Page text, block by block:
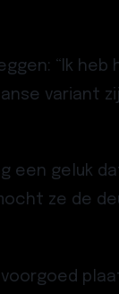
“Ik heb
variant
een geluk
ze de